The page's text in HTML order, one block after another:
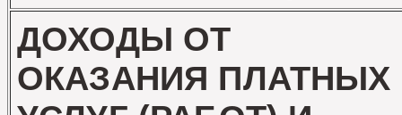
ДОХОДЫ ОТ
ОКАЗАНИЯ ПЛАТНЫХ